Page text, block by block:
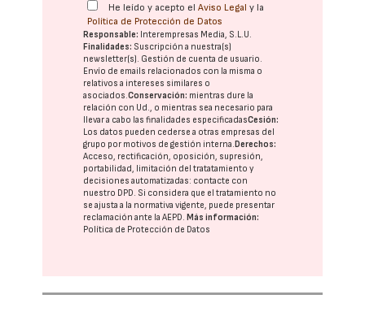
He leído y acepto elAviso Legal y la
Política de Protección de Datos
Responsable: Interempresas Media, S.L.U.
Finalidades: Suscripción a nuestra(s)
newsletter(s). Gestión de cuenta de usuario.
Envío de emails relacionados con la misma o
relativos a intereses similares o
asociados.Conservación: mientras dure la
relación con Ud., o mientras sea necesario para
llevar a cabo las finalidades especificadasCesión:
Los datos pueden cederse a otras empresas del
grupo por motivos de gestión interna.Derechos:
Acceso, rectificación, oposición, supresión,
portabilidad, limitación del tratatamiento y
decisiones automatizadas: contacte con
nuestro DPD. Si considera que el tratamiento no
se ajusta a la normativa vigente, puede presentar
reclamación ante laAEPD.Más información:
Política de Protección de Datos